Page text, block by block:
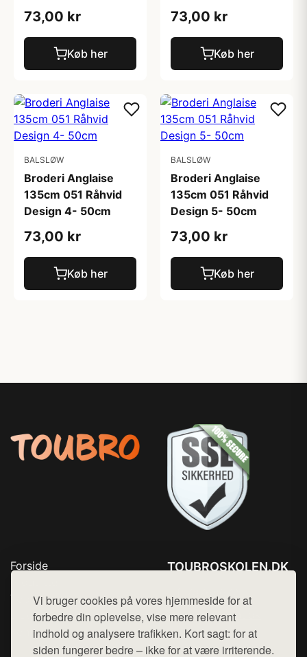
Vi bruger cookies på vores hjemmeside for at
forbedre din oplevelse, vise mere relevant
indhold og analysere trafikken. Kort sagt: for at
siden fungerer bedre – ikke for at være irriterende.
73,00 kr
Køb her
73,00 kr
Køb her
BALSLØW
Broderi Anglaise
135cm 051 Råhvid
Design 4- 50cm
73,00 kr
Køb her
BALSLØW
Broderi Anglaise
135cm 051 Råhvid
Design 5- 50cm
73,00 kr
Køb her
Forside
Top Rabatter
Blog
Kontakt
TOUBROSKOLEN.DK
Mail: hej@want.dk
Cookie- og privatlivspolitik